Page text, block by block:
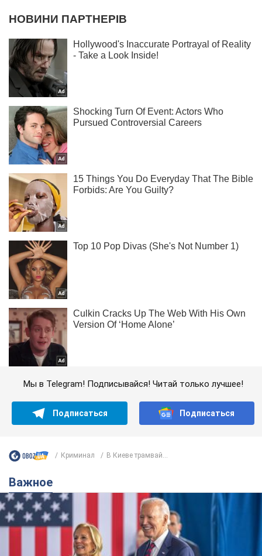
Мы в Telegram! Подписывайся! Читай только лучшее!
Подписаться Подписаться
Криминал В Киеве трамвай...
Важное